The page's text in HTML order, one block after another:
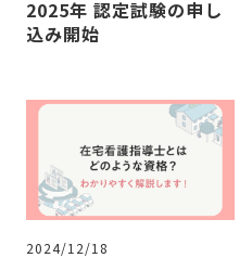
2025年 認定試験の申し
込み開始
2024/12/18